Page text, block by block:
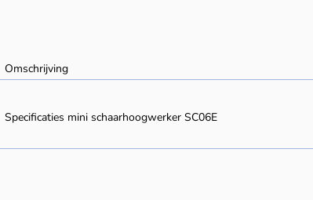
Omschrijving
Specificaties mini schaarhoogwerker SC06E